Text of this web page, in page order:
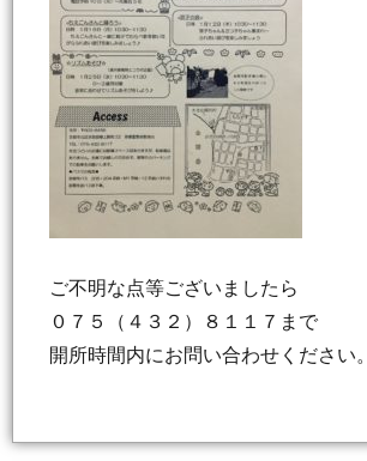
ご不明な点等ございましたら
０７５（４３２）８１１７まで
開所時間内にお問い合わせください。